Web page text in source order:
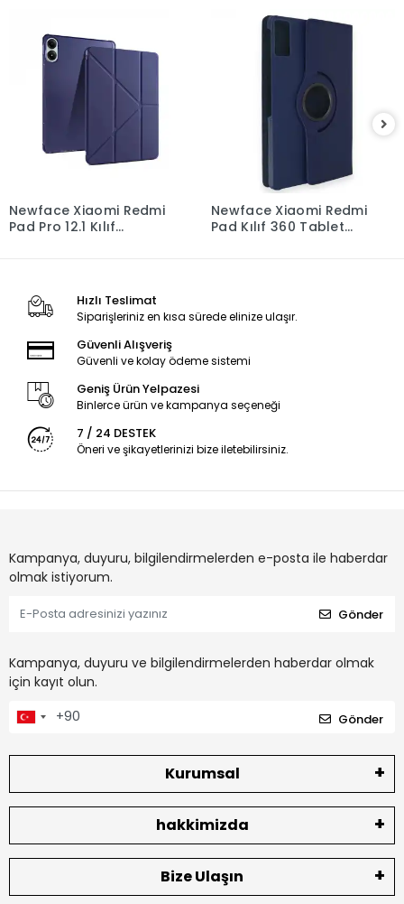
Newface Xiaomi Redmi
Pad Pro 12.1 Kılıf
Newface Xiaomi Redmi
Pad Kılıf 360 Tablet
Hızlı Teslimat
Siparişleriniz en kısa sürede elinize ulaşır.
Güvenli Alışveriş
Güvenli ve kolay ödeme sistemi
Geniş Ürün Yelpazesi
Binlerce ürün ve kampanya seçeneği
7 / 24 DESTEK
Öneri ve şikayetlerinizi bize iletebilirsiniz.
Kampanya, duyuru, bilgilendirmelerden e-posta ile haberdar
olmak istiyorum.
Gönder
Kampanya, duyuru ve bilgilendirmelerden haberdar olmak
için kayıt olun.
Gönder
Kurumsal
hakkimizda
Bize Ulaşın